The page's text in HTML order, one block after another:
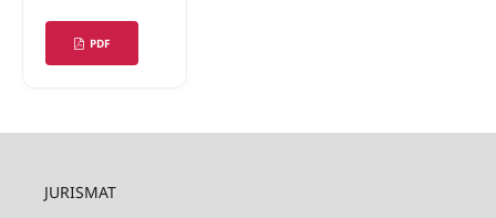
PDF
JURISMAT